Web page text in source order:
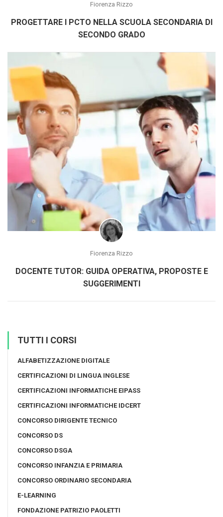
Fiorenza Rizzo
PROGETTARE I PCTO NELLA SCUOLA SECONDARIA DI
SECONDO GRADO
Fiorenza Rizzo
DOCENTE TUTOR: GUIDA OPERATIVA, PROPOSTE E
SUGGERIMENTI
TUTTI I CORSI
ALFABETIZZAZIONE DIGITALE
CERTIFICAZIONI DI LINGUA INGLESE
CERTIFICAZIONI INFORMATICHE EIPASS
CERTIFICAZIONI INFORMATICHE IDCERT
CONCORSO DIRIGENTE TECNICO
CONCORSO DS
CONCORSO DSGA
CONCORSO INFANZIA E PRIMARIA
CONCORSO ORDINARIO SECONDARIA
E-LEARNING
FONDAZIONE PATRIZIO PAOLETTI